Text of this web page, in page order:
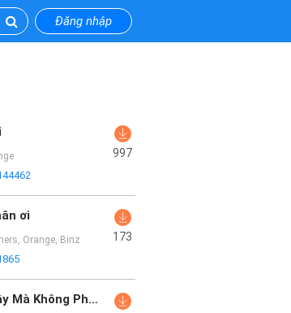
Đăng nhập
997
ơi
, Orange, Binz 173
Nhìn Vậy Mà Không Phải Vậy